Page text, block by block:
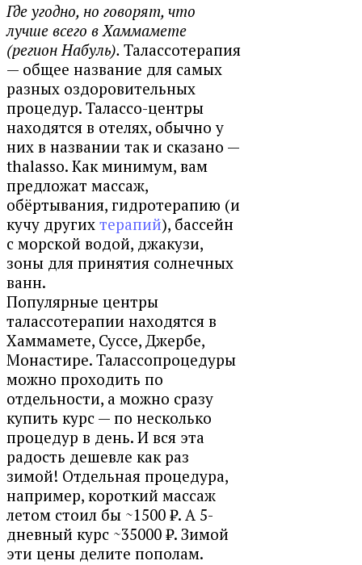
Где угодно, но говорят, что
лучше всего в Хаммамете
(регион Набуль). Талассотерапия
— общее название для самых
разных оздоровительных
процедур. Талассо-центры
находятся в отелях, обычно у
них в названии так и сказано —
thalasso. Как минимум, вам
предложат массаж,
обёртывания, гидротерапию (и
кучу других терапий), бассейн
с морской водой, джакузи,
зоны для принятия солнечных
ванн.
Популярные центры
талассотерапии находятся в
Хаммамете, Суссе, Джербе,
Монастире. Талассопроцедуры
можно проходить по
отдельности, а можно сразу
купить курс — по несколько
процедур в день. И вся эта
радость дешевле как раз
зимой! Отдельная процедура,
например, короткий массаж
летом стоил бы ~1500 ₽. А 5-
дневный курс ~35000 ₽. Зимой
эти цены делите пополам.